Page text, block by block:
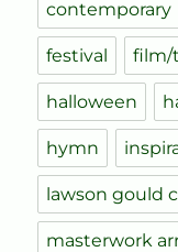
contemporary
festival film/
halloween
hymn
lawson gould
masterwork